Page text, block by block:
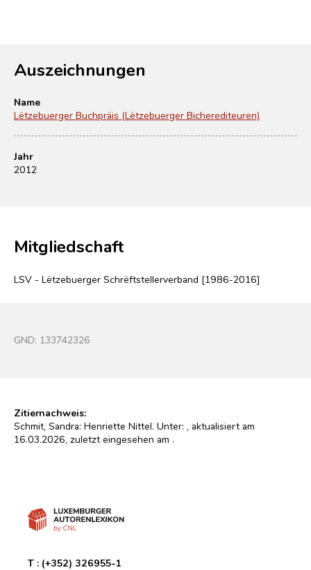
Auszeichnungen
Name
Lëtzebuerger Buchpräis (Lëtzebuerger Bicherediteuren)
Jahr
2012
Mitgliedschaft
LSV - Lëtzebuerger Schrëftstellerverband [1986-2016]
GND: 133742326
Zitiernachweis:
Schmit, Sandra: Henriette Nittel. Unter: , aktualisiert am
16.03.2026, zuletzt eingesehen am .
T : (+352) 326955-1